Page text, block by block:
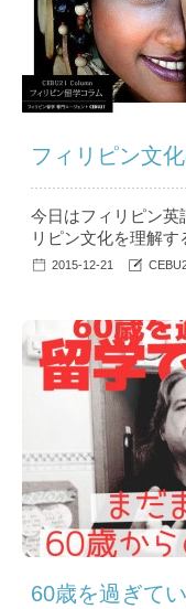
フィリピン文
今日はフィリピン英
リピン文化を理解
思います。 私は
め、バコロド、イ
バギオなどなど多
現地生活とたくさん
2015-12-21
60歳を過ぎて